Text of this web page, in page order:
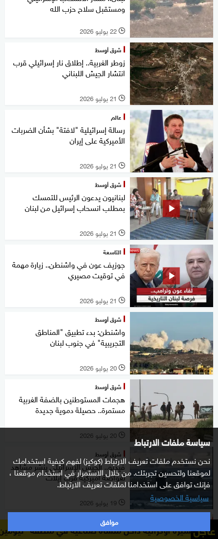
سياسة ملفات الارتباط
نحن نستخدم ملفات تعريف الارتباط (كوكيز) لفهم كيفية استخدامك
لموقعنا ولتحسين تجربتك. من خلال الاستمرار في استخدام موقعنا ،
فإنك توافق على استخدامنا لملفات تعريف الارتباط.
سياسية الخصوصية
موافق
ومستقبل سلاح حزب الله
l 22 يوليو 2026
شرق أوسط
زوطر الغربية.. إطلاق نار إسرائيلي قرب
انتشار الجيش اللبناني
l 21 يوليو 2026
عالم
رسالة إسرائيلية "لافتة" بشأن الضربات
الأميركية على إيران
l 21 يوليو 2026
شرق أوسط
لبنانيون يدعون الرئيس للتمسك
بمطلب انسحاب إسرائيل من لبنان
l 21 يوليو 2026
التاسعة
جوزيف عون في واشنطن.. زيارة مهمة
في توقيت مصيري
l 21 يوليو 2026
شرق أوسط
واشنطن: بدء تطبيق "المناطق
التجريبية" في جنوب لبنان
l 20 يوليو 2026
شرق أوسط
هجمات المستوطنين بالضفة الغربية
مستمرة.. حصيلة دموية جديدة
l 20 يوليو 2026
شرق أوسط
فيديو.. الجيش الإسرائيلي ينشر مشاهد
لغواصة أميركية قرب إيلات
l 19 يوليو 2026
شرق أوسط
روبيو يلتقي عون ويشيد بـ"المضي عاجلداخل منشأة صناعية في منطقة "تيومين" الروسية